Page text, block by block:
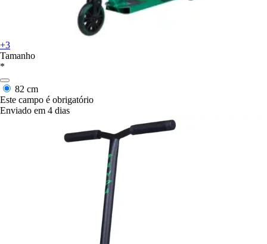
+3
Tamanho
*
82 cm
Este campo é obrigatório
Enviado em 4 dias